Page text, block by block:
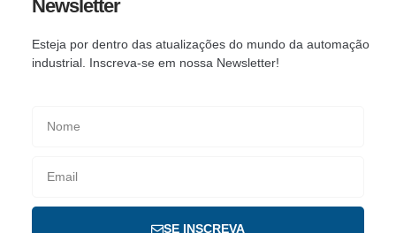
Newsletter
Esteja por dentro das atualizações do mundo da automação
industrial. Inscreva-se em nossa Newsletter!
SE INSCREVA